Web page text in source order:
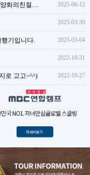
2025-06-12
2025-03-30
기입니다. 2025-03-04
2022-10-31
로 고고~^^) 2022-10-27